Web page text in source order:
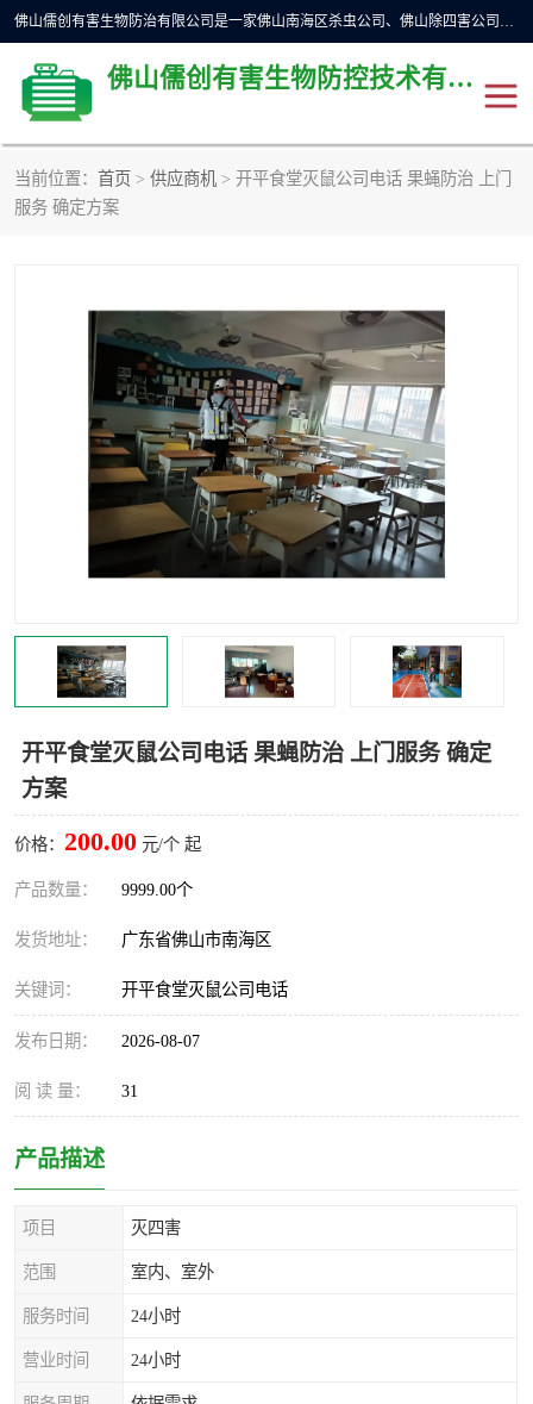
佛山儒创有害生物防治有限公司是一家佛山南海区杀虫公司、佛山除四害公司、佛山灭白蚁公司、佛山白蚁防治公司，让您远离虫害困扰。要问佛山白蚁防治哪家好？佛山儒创有害生物防治有限公司全佛山、广州，正规公司，上门勘查，可靠，售后有保障。
佛山儒创有害生物防控技术有限公司
当前位置： 首页 > 供应商机 > 开平食堂灭鼠公司电话 果蝇防治 上门
服务 确定方案
开平食堂灭鼠公司电话 果蝇防治 上门服务 确定
方案
价格： 200.00 元/个 起
产品数量： 9999.00个
发货地址： 广东省佛山市南海区
关键词： 开平食堂灭鼠公司电话
发布日期： 2026-08-07
阅 读 量： 31
产品描述
项目 灭四害
范围 室内、室外
服务时间 24小时
营业时间 24小时
除四害公司
佛山灭白蚁公司 佛山杀虫公司
佛山除四害公司 灭鼠
灭蜱虫 消杀
灭跳蚤
灭蟑螂
害虫防治 灭杀害虫